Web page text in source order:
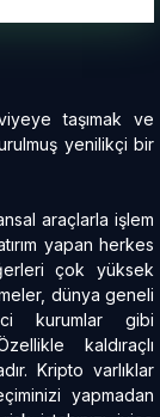
taşımak ve
yenilikçi bir
araçlarla işlem
yapan herkes
çok yüksek
dünya geneli
kurumlar gibi
kaldıraçlı
Kripto varlıklar
yapmadan